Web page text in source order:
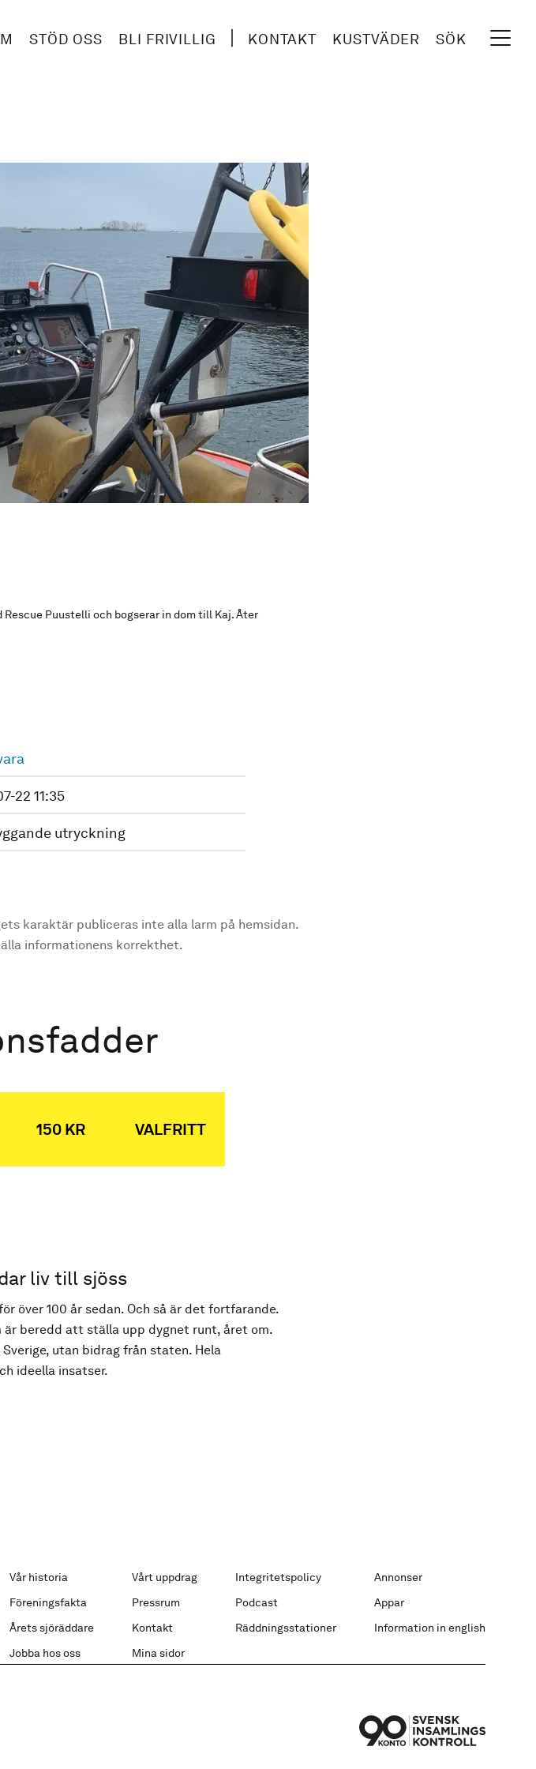
STÖD OSS BLI FRIVILLIG KONTAKT KUSTVÄDER SÖK
Puustelli och bogserar in dom till Kaj. Åter
22 11:35
utryckning
karaktär publiceras inte alla larm på hemsidan.
informationens korrekthet.
150 KR VALFRITT
liv till sjöss
över 100 år sedan. Och så är det fortfarande.
beredd att ställa upp dygnet runt, året om.
utan bidrag från staten. Hela
ideella insatser.
Vår historia Vårt uppdrag Integritetspolicy
Annonser
Föreningsfakta
Pressrum Podcast
Appar
Årets sjöräddare
Kontakt Räddningsstationer
Information in english
Jobba hos oss
Mina sidor